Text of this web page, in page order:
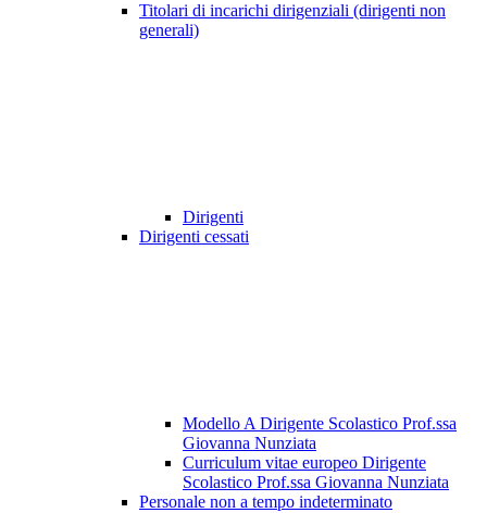
Titolari di incarichi dirigenziali (dirigenti non
generali)
Dirigenti
Dirigenti cessati
Modello A Dirigente Scolastico Prof.ssa
Giovanna Nunziata
Curriculum vitae europeo Dirigente
Scolastico Prof.ssa Giovanna Nunziata
Personale non a tempo indeterminato